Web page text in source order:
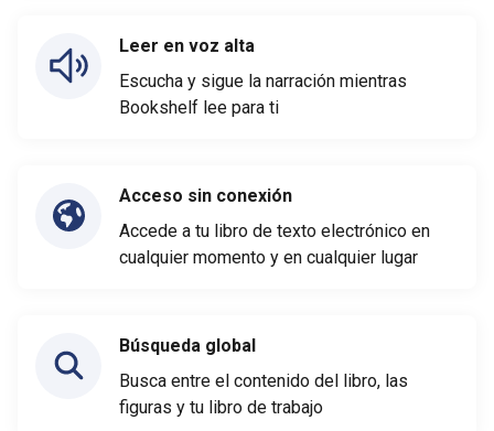
Leer en voz alta
Escucha y sigue la narración mientras
Bookshelf lee para ti
Acceso sin conexión
Accede a tu libro de texto electrónico en
cualquier momento y en cualquier lugar
Búsqueda global
Busca entre el contenido del libro, las
figuras y tu libro de trabajo